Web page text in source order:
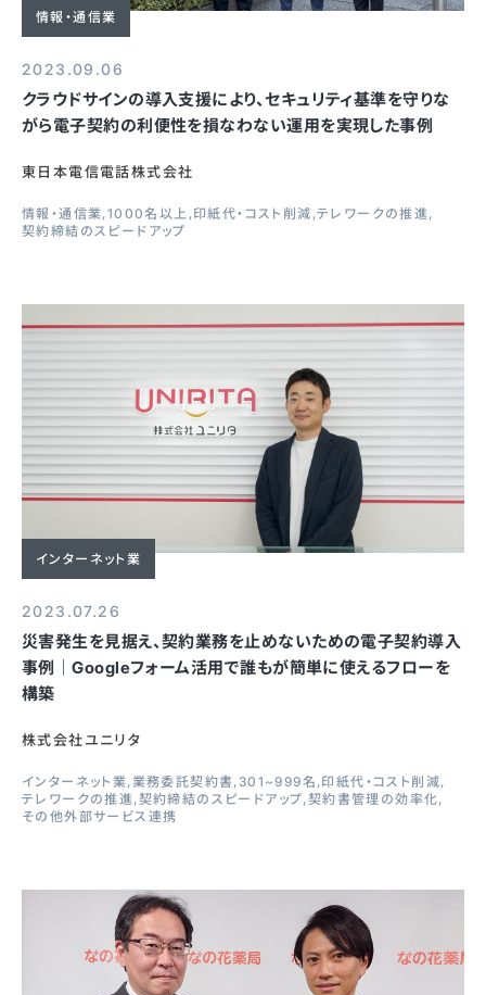
情報・通信業
2023.09.06
クラウドサインの導入支援により、セキュリティ基準を守りな
がら電子契約の利便性を損なわない運用を実現した事例
東日本電信電話株式会社
情報・通信業 1000名以上 印紙代・コスト削減 テレワークの推進
契約締結のスピードアップ
インターネット業
2023.07.26
災害発生を見据え、契約業務を止めないための電子契約導入
事例｜Googleフォーム活用で誰もが簡単に使えるフローを
構築
株式会社ユニリタ
インターネット業 業務委託契約書 301~999名 印紙代・コスト削減
テレワークの推進 契約締結のスピードアップ 契約書管理の効率化
その他外部サービス連携